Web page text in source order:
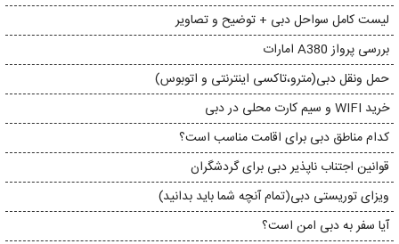
لیست کامل سواحل دبی + توضیح و تصاویر
بررسی پرواز A380 امارات
حمل ونقل دبی(مترو،تاکسی اینترنتی و اتوبوس)
خرید WIFI و سیم کارت محلی در دبی
کدام مناطق دبی برای اقامت مناسب است؟
قوانین اجتناب ناپذیر دبی برای گردشگران
ویزای توریستی دبی(تمام آنچه شما باید بدانید)
آیا سفر به دبی امن است؟